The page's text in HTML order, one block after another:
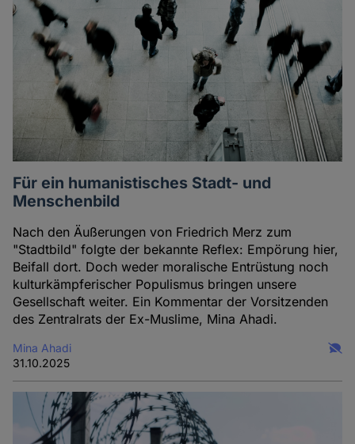
Für ein humanistisches Stadt- und
Menschenbild
Nach den Äußerungen von Friedrich Merz zum
"Stadtbild" folgte der bekannte Reflex: Empörung hier,
Beifall dort. Doch weder moralische Entrüstung noch
kulturkämpferischer Populismus bringen unsere
Gesellschaft weiter. Ein Kommentar der Vorsitzenden
des Zentralrats der Ex-Muslime, Mina Ahadi.
Mina Ahadi
31.10.2025